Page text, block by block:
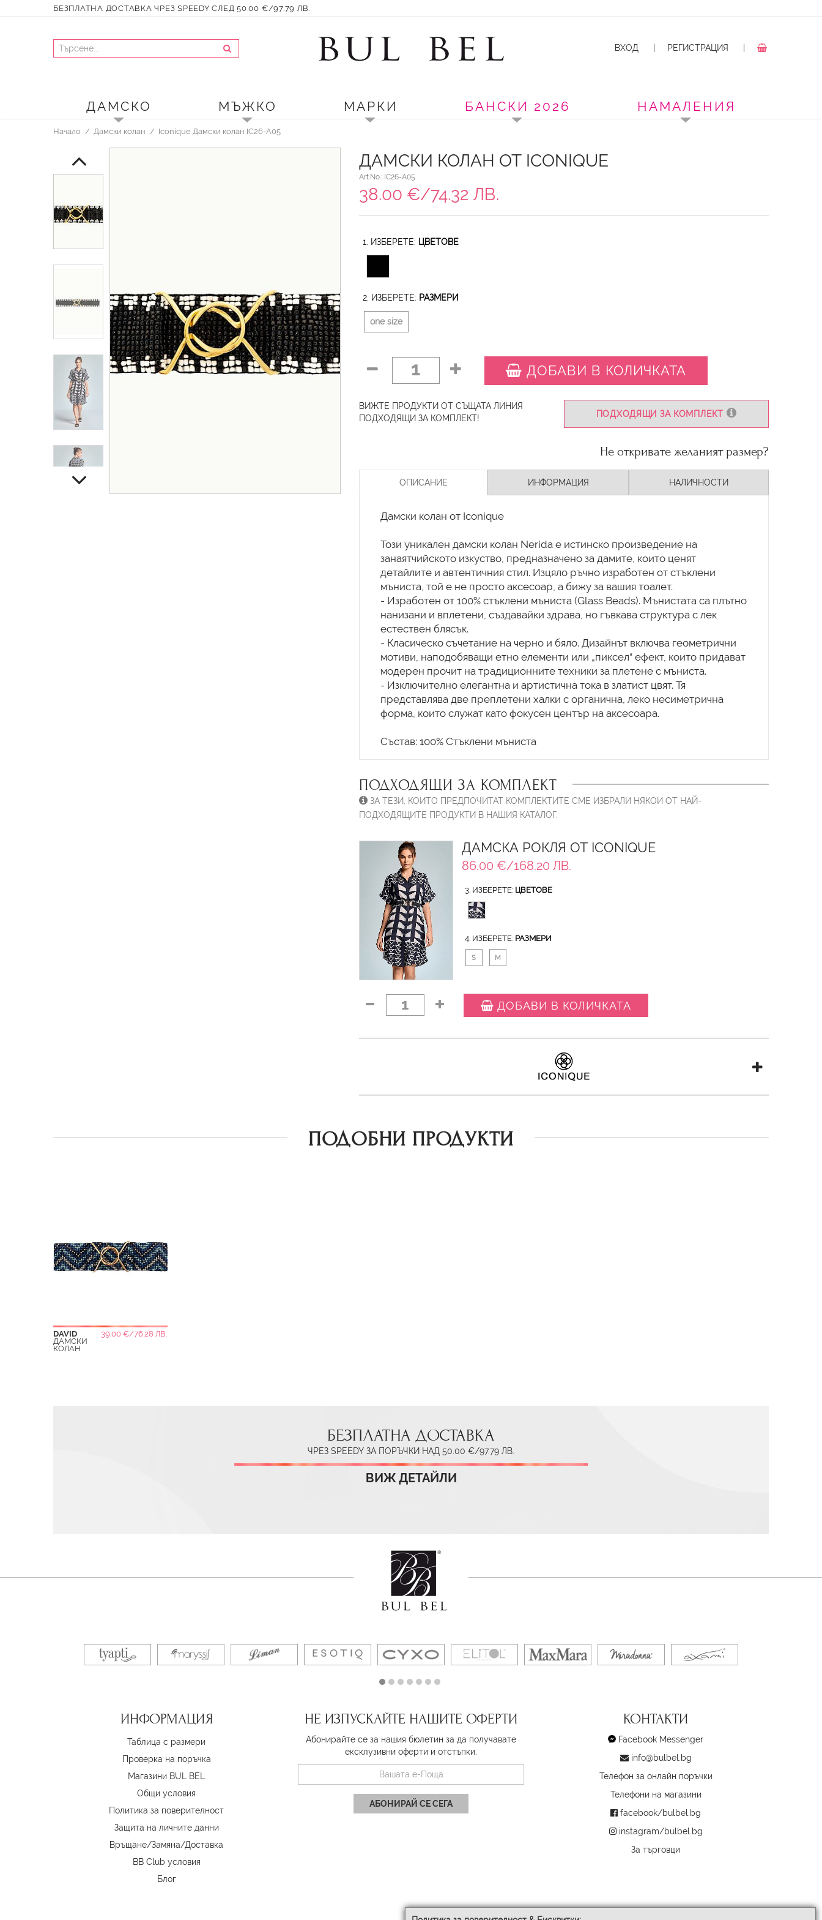
БЕЗПЛАТНА ДОСТАВКА ЧРЕЗ SPEEDY СЛЕД 50.00 €/97.79 ЛВ.
ВХОД РЕГИСТРАЦИЯ
ДАМСКО МЪЖКО МАРКИ БАНСКИ 2026 НАМАЛЕНИЯ
Начало Дамски колан Iconique Дамски колан IC26-A05
ДАМСКИ КОЛАН ОТ ICONIQUE
Art.No.: IC26-A05
38.00 €/74.32 ЛВ.
1. ИЗБЕРЕТЕ: ЦВЕТОВЕ
2. ИЗБЕРЕТЕ: РАЗМЕРИ
one size
1 ДОБАВИ В КОЛИЧКАТА
ПОДХОДЯЩИ ЗА КОМПЛЕКТ
ВИЖТЕ ПРОДУКТИ ОТ СЪЩАТА ЛИНИЯ
ПОДХОДЯЩИ ЗА КОМПЛЕКТ!
Не откривате желаният размер?
ОПИСАНИЕ ИНФОРМАЦИЯ НАЛИЧНОСТИ
Дамски колан от Iconique
Този уникален дамски колан Nerida е истинско произведение на
занаятчийското изкуство, предназначено за дамите, които ценят
детайлите и автентичния стил. Изцяло ръчно изработен от стъклени
мъниста, той е не просто аксесоар, а бижу за вашия тоалет.
- Изработен от 100% стъклени мъниста (Glass Beads). Мънистата са плътно
нанизани и вплетени, създавайки здрава, но гъвкава структура с лек
естествен блясък.
- Класическо съчетание на черно и бяло. Дизайнът включва геометрични
мотиви, наподобяващи етно елементи или „пиксел“ ефект, които придават
модерен прочит на традиционните техники за плетене с мъниста.
- Изключително елегантна и артистична тока в златист цвят. Тя
представлява две преплетени халки с органична, леко несиметрична
форма, които служат като фокусен център на аксесоара.
Състав: 100% Стъклени мъниста
ПОДХОДЯЩИ ЗА КОМПЛЕКТ
ЗА ТЕЗИ, КОИТО ПРЕДПОЧИТАТ КОМПЛЕКТИТЕ СМЕ ИЗБРАЛИ НЯКОИ ОТ НАЙ-
ПОДХОДЯЩИТЕ ПРОДУКТИ В НАШИЯ КАТАЛОГ.
ДАМСКА РОКЛЯ ОТ ICONIQUE
86.00 €/168.20 ЛВ.
3. ИЗБЕРЕТЕ: ЦВЕТОВЕ
4. ИЗБЕРЕТЕ: РАЗМЕРИ
S M
1 ДОБАВИ В КОЛИЧКАТА
ПОДОБНИ ПРОДУКТИ
DAVID
39.00 €/76.28 ЛВ.
ДАМСКИ
КОЛАН
БЕЗПЛАТНА ДОСТАВКА
ЧРЕЗ SPEEDY ЗА ПОРЪЧКИ НАД 50.00 €/97.79 ЛВ.
ВИЖ ДЕТАЙЛИ
ИНФОРМАЦИЯ
Таблица с размери
Проверка на поръчка
Магазини BUL BEL
Oбщи условия
Политика за поверителност
Защита на личните данни
Връщане/Замяна/Доставка
BB Club условия
Блог
НЕ ИЗПУСКАЙТЕ НАШИТЕ ОФЕРТИ
Абонирайте се за нашия бюлетин за да получавате
ексклузивни оферти и отстъпки.
АБОНИРАЙ СЕ СЕГА
КОНТАКТИ
Facebook Messenger
info@bulbel.bg
Телефон за онлайн поръчки
Телефони на магазини
facebook/bulbel.bg
instagram/bulbel.bg
За търговци